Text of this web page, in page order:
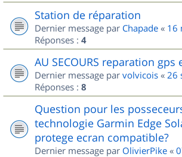
Station de réparation
Dernier message par Chapade « 16
Réponses : 4
AU SECOURS reparation gps
Dernier message par volvicois « 26
Réponses : 8
Question pour les
technologie Garmin Edge
protege ecran compatible?
Dernier message par OlivierPike «